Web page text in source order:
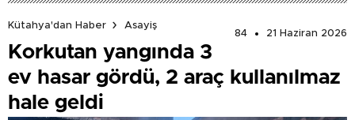
Kütahya'dan Haber
Asayiş
84
21 Haziran 2026
Korkutan yangında 3
ev hasar gördü, 2 araç kullanılmaz
hale geldi